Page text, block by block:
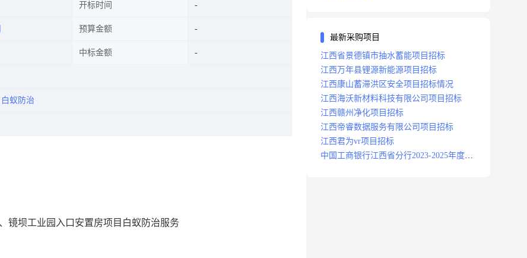
开标时间
预算金额
中标金额
白蚁防治
镜坝工业园入口安置房项目白蚁防治服务
最新采购项目
江西省景德镇市抽水蓄能项目招标
江西万年县锂源新能源项目招标
江西康山蓄滞洪区安全项目招标情况
江西海沃新材料科技有限公司项目招标
江西赣州净化项目招标
江西帝睿数据服务有限公司项目招标
江西君为vr项目招标
中国工商银行江西省分行2023-2025年度补